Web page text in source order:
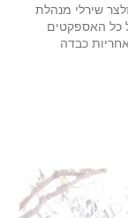
שירלי מנהלת
כל האספקטים
כבדה